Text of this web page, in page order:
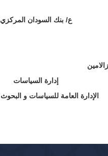
ع/ بنك السودان المركزي
هند
إدارة السياسات
الإدارة العامة للسياسات و